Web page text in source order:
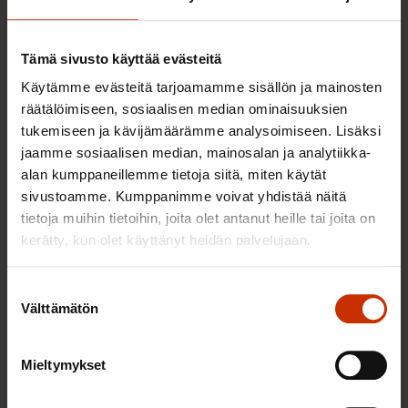
Tämä sivusto käyttää evästeitä
Käytämme evästeitä tarjoamamme sisällön ja mainosten
räätälöimiseen, sosiaalisen median ominaisuuksien
tukemiseen ja kävijämäärämme analysoimiseen. Lisäksi
jaamme sosiaalisen median, mainosalan ja analytiikka-
alan kumppaneillemme tietoja siitä, miten käytät
sivustoamme. Kumppanimme voivat yhdistää näitä
tietoja muihin tietoihin, joita olet antanut heille tai joita on
kerätty, kun olet käyttänyt heidän palvelujaan.
valinta
Välttämätön
Mieltymykset
TERVE JA HYVÄ TYÖELÄMÄ
hyvinvoiva työelämä on yhteinen asia